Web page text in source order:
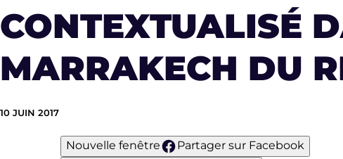
CONTEXTUALISÉ
MARRAKECH DU
10 JUIN 2017
Nouvelle fenêtre
Partager sur Facebook